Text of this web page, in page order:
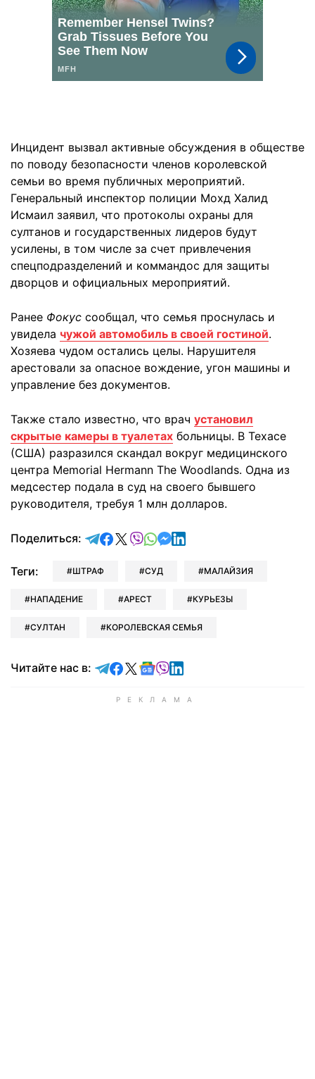
Инцидент вызвал активные обсуждения в обществе
по поводу безопасности членов королевской
семьи во время публичных мероприятий.
Генеральный инспектор полиции Мохд Халид
Исмаил заявил, что протоколы охраны для
султанов и государственных лидеров будут
усилены, в том числе за счет привлечения
спецподразделений и коммандос для защиты
дворцов и официальных мероприятий.
Ранее Фокус сообщал, что семья проснулась и
увидела чужой автомобиль в своей гостиной.
Хозяева чудом остались целы. Нарушителя
арестовали за опасное вождение, угон машины и
управление без документов.
Также стало известно, что врач установил
скрытые камеры в туалетах больницы. В Техасе
(США) разразился скандал вокруг медицинского
центра Memorial Hermann The Woodlands. Одна из
медсестер подала в суд на своего бывшего
руководителя, требуя 1 млн долларов.
Поделиться: отправить в Telegram
поделиться в Facebook
поделиться в X
отправить в Viber
отправить в Whatsapp
отправить в Messenger
отправить в LinkedIn
Теги: ШТРАФ СУД МАЛАЙЗИЯ
НАПАДЕНИЕ АРЕСТ КУРЬЕЗЫ
СУЛТАН КОРОЛЕВСКАЯ СЕМЬЯ
Читайте нас в: Читайте в Telegram
Читайте в Facebook
Читайте в X
Читайте в Google news
Читайте в Viber
Читайте в LinkedIn